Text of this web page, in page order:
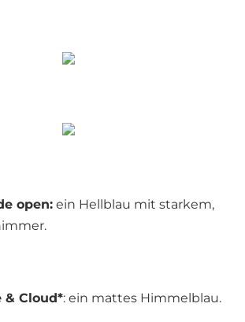
open: ein Hellblau mit starkem,
& Cloud*: ein mattes Himmelblau.